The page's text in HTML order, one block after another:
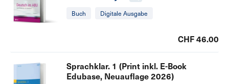
Buch Digitale Ausgabe
CHF 46.00
Sprachklar. 1 (Print inkl. E-Book
Edubase, Neuauflage 2026)